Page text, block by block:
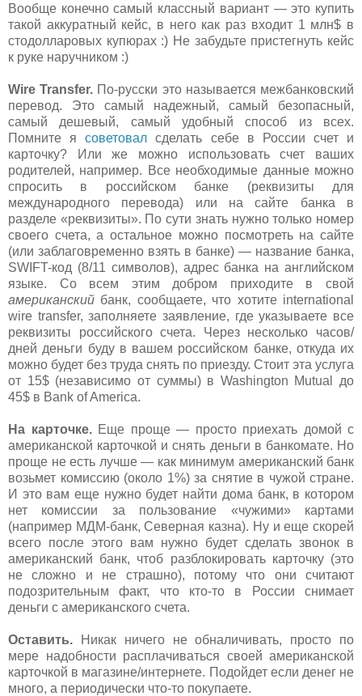
Вообще конечно самый классный вариант — это купить
такой аккуратный кейс, в него как раз входит 1 млн$ в
стодолларовых купюрах :) Не забудьте пристегнуть кейс
к руке наручником :)
Wire Transfer. По-русски это называется межбанковский
перевод. Это самый надежный, самый безопасный,
самый дешевый, самый удобный способ из всех.
Помните ясоветовал сделать себе в России счет и
карточку? Или же можно использовать счет ваших
родителей, например. Все необходимые данные можно
спросить в российском банке (реквизиты для
международного перевода) или на сайте банка в
разделе «реквизиты». По сути знать нужно только номер
своего счета, а остальное можно посмотреть на сайте
(или заблаговременно взять в банке) — название банка,
SWIFT-код (8/11 символов), адрес банка на английском
языке. Со всем этим добром приходите в свой
американский банк, сообщаете, что хотите international
wire transfer, заполняете заявление, где указываете все
реквизиты российского счета. Через несколько часов/
дней деньги буду в вашем российском банке, откуда их
можно будет без труда снять по приезду. Стоит эта услуга
от 15$ (независимо от суммы) в Washington Mutual до
45$ в Bank of America.
На карточке.Еще проще — просто приехать домой с
американской карточкой и снять деньги в банкомате. Но
проще не есть лучше — как минимум американский банк
возьмет комиссию (около 1%) за снятие в чужой стране.
И это вам еще нужно будет найти дома банк, в котором
нет комиссии за пользование «чужими» картами
(например МДМ-банк, Северная казна). Ну и еще скорей
всего после этого вам нужно будет сделать звонок в
американский банк, чтоб разблокировать карточку (это
не сложно и не страшно), потому что они считают
подозрительным факт, что кто-то в России снимает
деньги с американского счета.
Оставить. Никак ничего не обналичивать, просто по
мере надобности расплачиваться своей американской
карточкой в магазине/интернете. Подойдет если денег не
много, а периодически что-то покупаете.